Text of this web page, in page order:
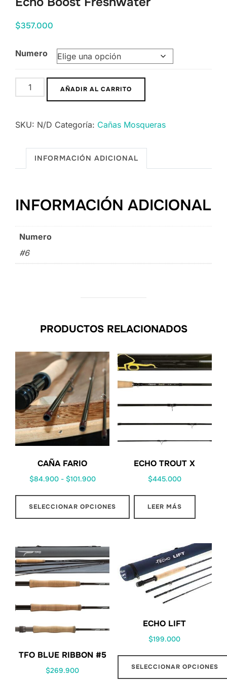
$357.000
Numero
Echo
Boost
cantidad
AÑADIR AL CARRITO
SKU: N/D Categoría: Cañas Mosqueras
INFORMACIÓN ADICIONAL
INFORMACIÓN ADICIONAL
Numero
#6
PRODUCTOS RELACIONADOS
CAÑA FARIO
$84.900 - $101.900Rango
precios:
$101.900
SELECCIONAR OPCIONES
tiene
múltiples
variantes.
opciones
se
elegir
en
ECHO TROUT X
$445.000
LEER MÁS
TFO BLUE RIBBON #5
$269.900
ECHO LIFT
$199.000
SELECCIONAR OPCIONES